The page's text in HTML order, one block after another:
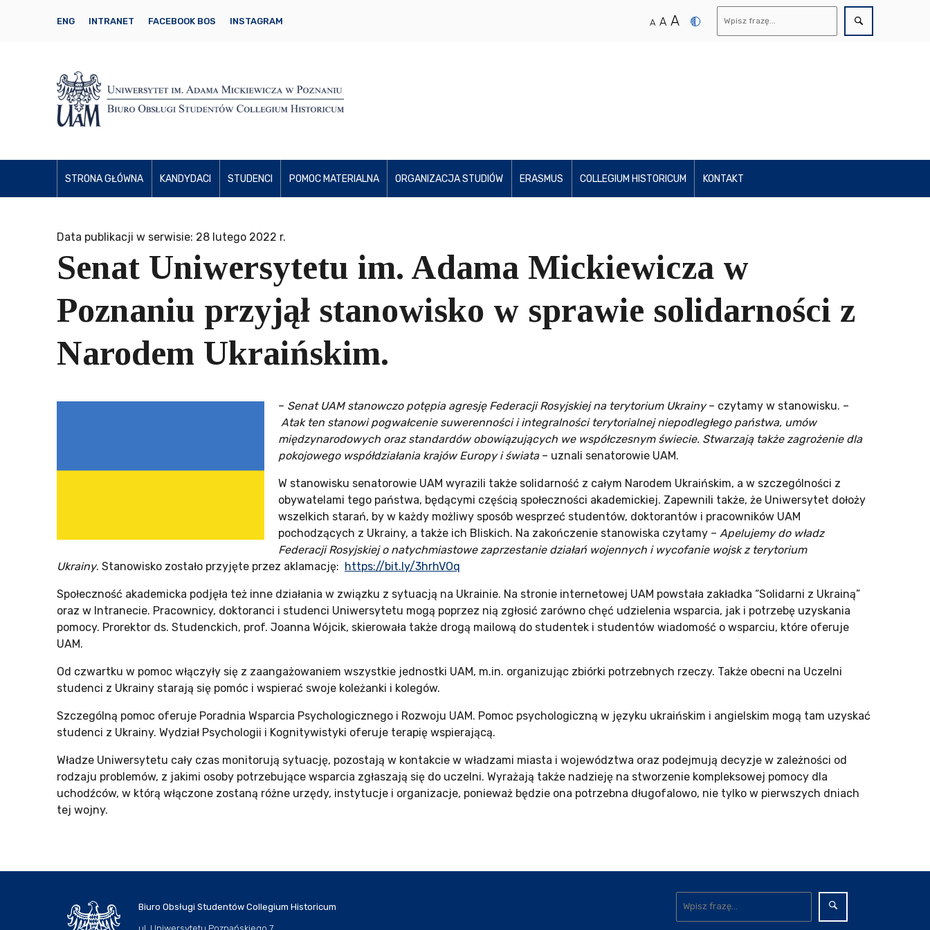
ENG INTRANET FACEBOOK BOS INSTAGRAM A A A
STRONA GŁÓWNA KANDYDACI STUDENCI POMOC MATERIALNA ORGANIZACJA STUDIÓW ERASMUS COLLEGIUM HISTORICUM KONTAKT
Data publikacji w serwisie: 28 lutego 2022 r.
Senat Uniwersytetu im. Adama Mickiewicza w
Poznaniu przyjął stanowisko w sprawie solidarności z
Narodem Ukraińskim.
– Senat UAM stanowczo potępia agresję Federacji Rosyjskiej na terytorium Ukrainy– czytamy w stanowisku. –
Atak ten stanowi pogwałcenie suwerenności i integralności terytorialnej niepodległego państwa, umów
międzynarodowych oraz standardów obowiązujących we współczesnym świecie. Stwarzają także zagrożenie dla
pokojowego współdziałania krajów Europy i świata– uznali senatorowie UAM.
W stanowisku senatorowie UAM wyrazili także solidarność z całym Narodem Ukraińskim, a w szczególności z
obywatelami tego państwa, będącymi częścią społeczności akademickiej. Zapewnili także, że Uniwersytet dołoży
wszelkich starań, by w każdy możliwy sposób wesprzeć studentów, doktorantów i pracowników UAM
pochodzących z Ukrainy, a także ich Bliskich. Na zakończenie stanowiska czytamy – Apelujemy do władz
Federacji Rosyjskiej o natychmiastowe zaprzestanie działań wojennych i wycofanie wojsk z terytorium
Ukrainy. Stanowisko zostało przyjęte przez aklamację: https://bit.ly/3hrhVOq
Społeczność akademicka podjęła też inne działania w związku z sytuacją na Ukrainie. Na stronie internetowej UAM powstała zakładka “Solidarni z Ukrainą”
oraz w Intranecie. Pracownicy, doktoranci i studenci Uniwersytetu mogą poprzez nią zgłosić zarówno chęć udzielenia wsparcia, jak i potrzebę uzyskania
pomocy. Prorektor ds. Studenckich, prof. Joanna Wójcik, skierowała także drogą mailową do studentek i studentów wiadomość o wsparciu, które oferuje
UAM.
Od czwartku w pomoc włączyły się z zaangażowaniem wszystkie jednostki UAM, m.in. organizując zbiórki potrzebnych rzeczy. Także obecni na Uczelni
studenci z Ukrainy starają się pomóc i wspierać swoje koleżanki i kolegów.
Szczególną pomoc oferuje Poradnia Wsparcia Psychologicznego i Rozwoju UAM. Pomoc psychologiczną w języku ukraińskim i angielskim mogą tam uzyskać
studenci z Ukrainy. Wydział Psychologii i Kognitywistyki oferuje terapię wspierającą.
Władze Uniwersytetu cały czas monitorują sytuację, pozostają w kontakcie w władzami miasta i województwa oraz podejmują decyzje w zależności od
rodzaju problemów, z jakimi osoby potrzebujące wsparcia zgłaszają się do uczelni. Wyrażają także nadzieję na stworzenie kompleksowej pomocy dla
uchodźców, w którą włączone zostaną różne urzędy, instytucje i organizacje, ponieważ będzie ona potrzebna długofalowo, nie tylko w pierwszych dniach
tej wojny.
Biuro Obsługi Studentów Collegium Historicum
ul. Uniwersytetu Poznańskiego 7